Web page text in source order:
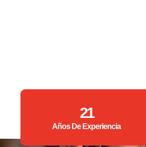
21
Años De Experiencia